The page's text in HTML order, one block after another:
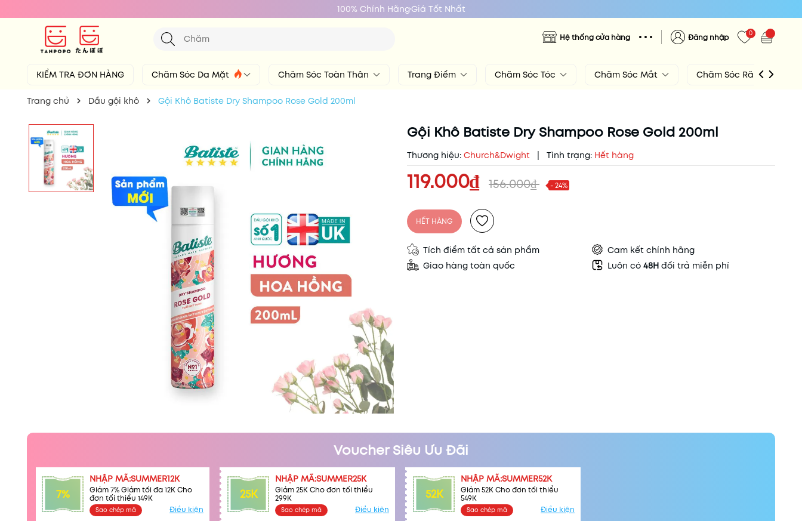
100% Chính HãngGiá Tốt Nhất
Hệ thống cửa hàng Đăng nhập 0
KIỂM TRA ĐƠN HÀNG Chăm Sóc Da Mặt Chăm Sóc Toàn Thân Trang Điểm Chăm Sóc Tóc Chăm Sóc Mắt Chăm Sóc Răng Miệng
Trang chủ Dầu gội khô Gội Khô Batiste Dry Shampoo Rose Gold 200ml
Gội Khô Batiste Dry Shampoo Rose Gold 200ml
Thương hiệu: Church&Dwight Tình trạng: Hết hàng
119.000₫ 156.000₫ - 24%
HẾT HÀNG
Tích điểm tất cả sản phẩm
Cam kết chính hãng
Giao hàng toàn quốc
Luôn có 48H đổi trả miễn phí
Voucher Siêu Ưu Đãi
7%
NHẬP MÃ:SUMMER12K
Giảm 7% Giảm tối đa 12K Cho
đơn tối thiểu 149K
Sao chép mã Điều kiện
25K
NHẬP MÃ:SUMMER25K
Giảm 25K Cho đơn tối thiểu
299K
Sao chép mã Điều kiện
52K
NHẬP MÃ:SUMMER52K
Giảm 52K Cho đơn tối thiểu
549K
Sao chép mã Điều kiện
Điều kiện: